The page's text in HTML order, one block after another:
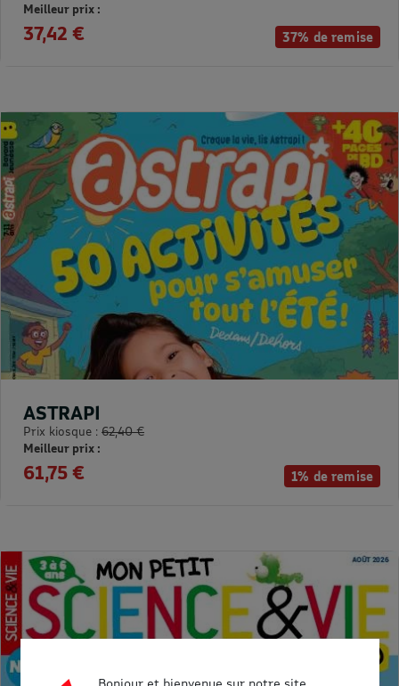
37% de remise
Meilleur prix :
37,42 €
1% de remise
ASTRAPI
Prix kiosque : 62,40 €
Meilleur prix :
61,75 €
Bonjour et bienvenue sur notre site